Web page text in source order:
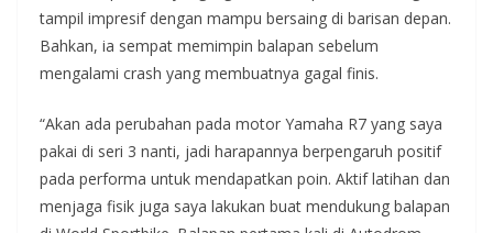
tampil impresif dengan mampu bersaing di barisan depan.
Bahkan, ia sempat memimpin balapan sebelum
mengalami crash yang membuatnya gagal finis.
“Akan ada perubahan pada motor Yamaha R7 yang saya
pakai di seri 3 nanti, jadi harapannya berpengaruh positif
pada performa untuk mendapatkan poin. Aktif latihan dan
menjaga fisik juga saya lakukan buat mendukung balapan